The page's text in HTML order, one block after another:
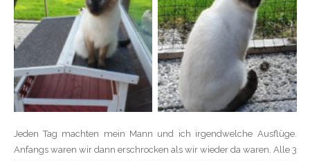
Jeden Tag machten mein Mann und ich irgendwelche Ausflüge.
Anfangs waren wir dann erschrocken als wir wieder da waren. Alle 3